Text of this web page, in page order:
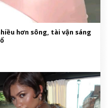
hơn sông, tài vận sáng